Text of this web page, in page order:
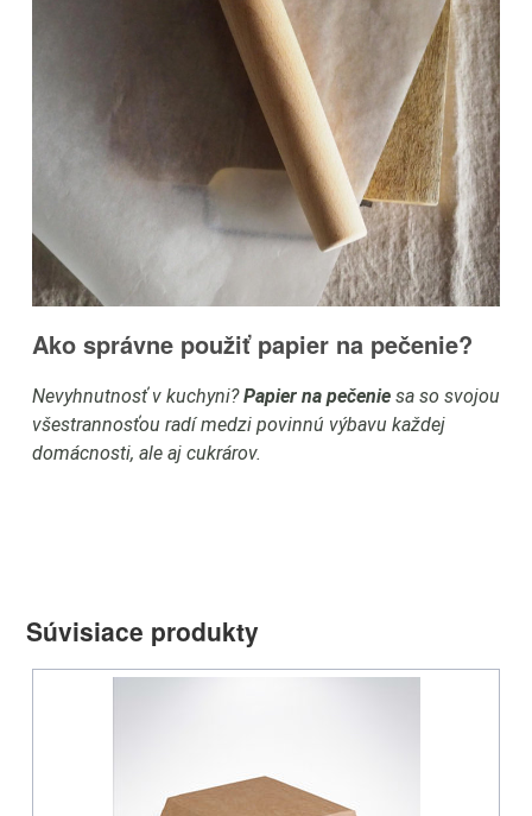
Ako správne použiť papier na pečenie?
Nevyhnutnosť v kuchyni?Papier na pečenie sa so svojou
všestrannosťou radí medzi povinnú výbavu každej
domácnosti, ale aj cukrárov.
Súvisiace produkty